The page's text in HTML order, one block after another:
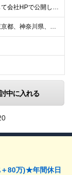
＜＜仕組み＞＞ 月単価に応じて会社HPで公開しているテーブルにもとづき毎月決定されます！ https://www.tech4u.dev/payroll ＜＜実績＞＞ 平均年収実績：590万円 ＜＜
（希望にあわせた選択制） 東京都、神奈川県、埼玉県、千葉県、大阪府、兵庫県、京都府、愛知県、福岡県の各プロジェクト先 ・フル／ハイブリッドリモート案件あり ・転勤なし ・U・Iターンも歓迎＆支援可能
中に入れる
80万)★年間休日